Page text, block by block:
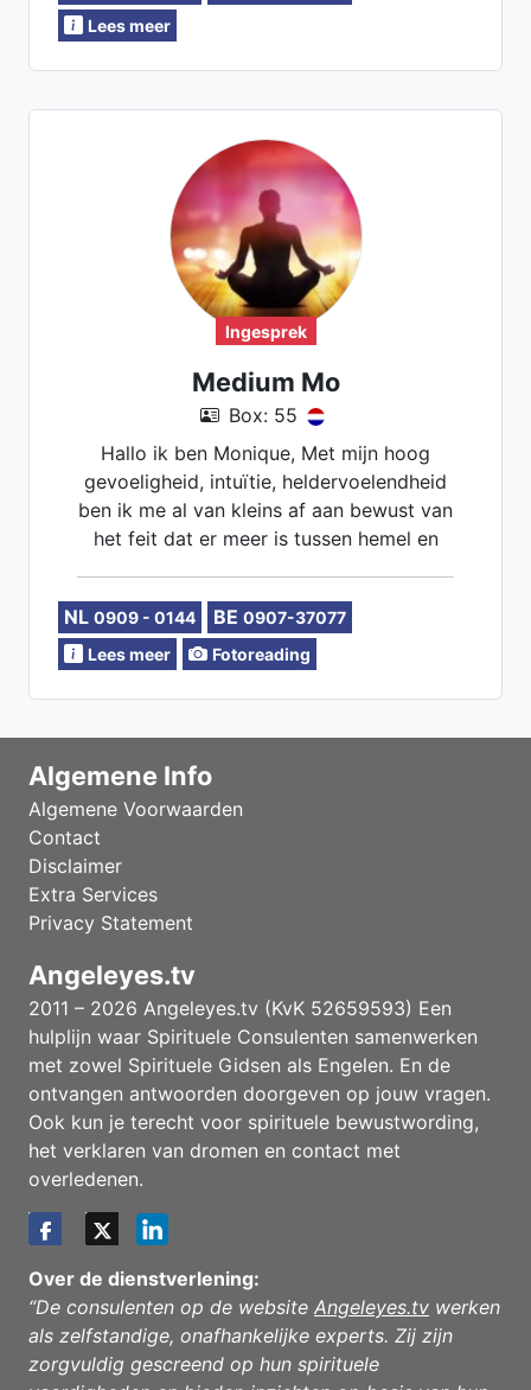
Lees meer
Ingesprek
Medium Mo
Box: 55
Hallo ik ben Monique, Met mijn hoog
gevoeligheid, intuïtie, heldervoelendheid
ben ik me al van kleins af aan bewust van
het feit dat er meer is tussen hemel en
ervaring en diverse jarenlange studies
naast mijn werk begon ik mijn praktijk om
mensen te coachen en te begeleiden . Dit
lenormandkaarten kaarten leggen en ook
werk ik met de numerologie. Ik ben
kosmische schijven en pendel.
NL 0909 - 0144 BE 0907-37077
Lees meer
Fotoreading
Algemene Info
Algemene Voorwaarden
Contact
Disclaimer
Extra Services
Privacy Statement
Angeleyes.tv
2011 – 2026 Angeleyes.tv (KvK 52659593) Een
hulplijn waar Spirituele Consulenten samenwerken
met zowel Spirituele Gidsen als Engelen. En de
ontvangen antwoorden doorgeven op jouw vragen.
Ook kun je terecht voor spirituele bewustwording,
het verklaren van dromen en contact met
overledenen.
Over de dienstverlening:
“De consulenten op de website Angeleyes.tv werken
als zelfstandige, onafhankelijke experts. Zij zijn
zorgvuldig gescreend op hun spirituele